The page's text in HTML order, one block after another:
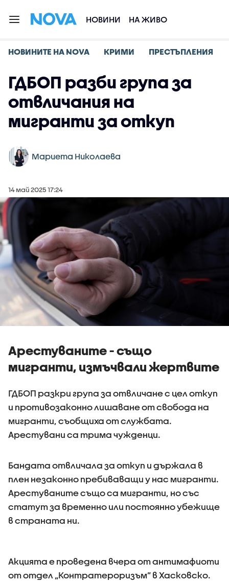
НОВИНИ НА ЖИВО
НОВИНИТЕ НА NOVA КРИМИ ПРЕСТЪПЛЕНИЯ
ГДБОП разби група за
отвличания на
мигранти за откуп
Мариета Николаева
14 май 2025 17:24
Арестуваните - също
мигранти, измъчвали жертвите
ГДБОП разкри група за отвличане с цел откуп
и противозаконно лишаване от свобода на
мигранти, съобщиха от службата.
Арестувани са трима чужденци.
Бандата отвличала за откуп и държала в
плен незаконно пребиваващи у нас мигранти.
Арестуваните също са мигранти, но със
статут за временно или постоянно убежище
в страната ни.
Акцията е проведена вчера от антимафиоти
от отдел „Контратероризъм” в Хасковско.